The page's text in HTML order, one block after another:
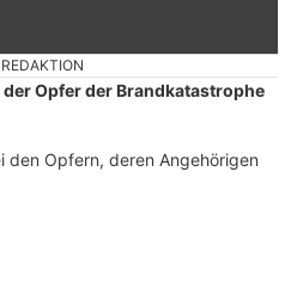
Opfer der Brandkatastrophe
den Opfern, deren Angehörigen